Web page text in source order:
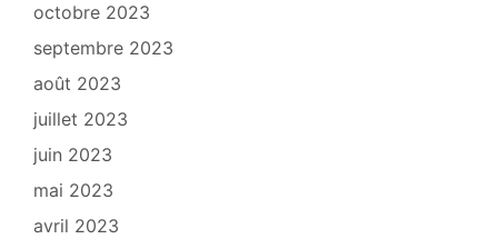
octobre 2023
septembre 2023
août 2023
juillet 2023
juin 2023
mai 2023
avril 2023